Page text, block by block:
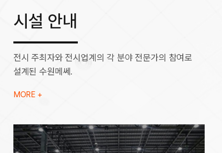
시설 안내
전시 주최자와 전시업계의 각 분야 전문가의 참여로
설계된 수원메쎄.
MORE +